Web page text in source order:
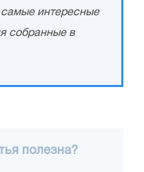
самые интересные
собранные в
полезна?